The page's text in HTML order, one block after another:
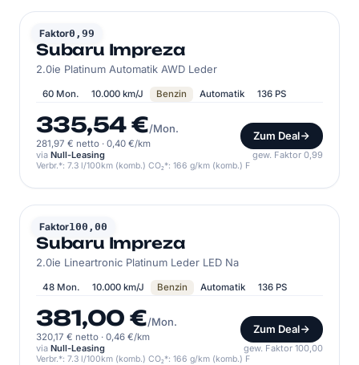
Faktor0,99
SUBARU
Subaru Impreza
2.0ie Platinum Automatik AWD Leder
60 Mon. 10.000 km/J Benzin Automatik 136 PS
335,54 €/Mon.
281,97 € netto · 0,40 €/km
Zum Deal
via Null-Leasing gew. Faktor 0,99
Verbr.*: 7.3 l/100km (komb.) CO₂*: 166 g/km (komb.) F
Faktor100,00
SUBARU
Subaru Impreza
2.0ie Lineartronic Platinum Leder LED Na
48 Mon. 10.000 km/J Benzin Automatik 136 PS
381,00 €/Mon.
320,17 € netto · 0,46 €/km
Zum Deal
via Null-Leasing gew. Faktor 100,00
Verbr.*: 7.3 l/100km (komb.) CO₂*: 166 g/km (komb.) F